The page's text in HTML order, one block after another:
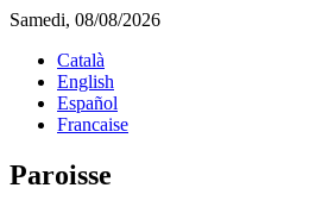
Samedi, 08/08/2026
Català
English
Español
Francaise
Paroisse